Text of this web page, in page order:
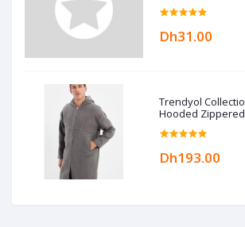
Dh31.00
Trendyol
Hooded
TMNAW22KB0050
Dh193.00